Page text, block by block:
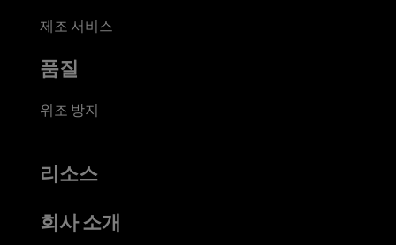
제조 서비스
품질
위조 방지
리소스
회사 소개